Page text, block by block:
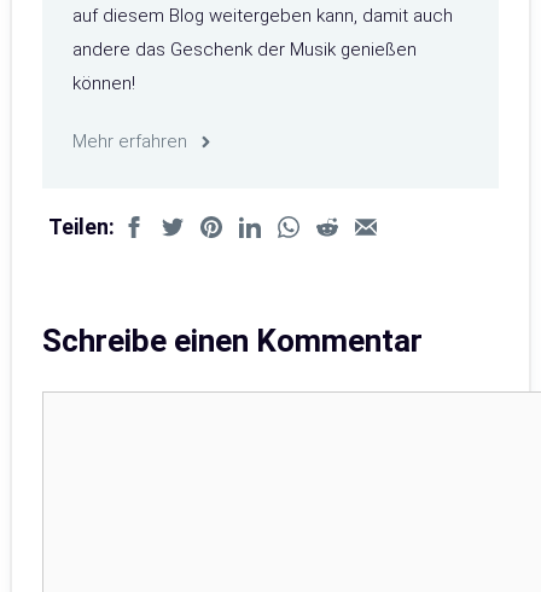
auf diesem Blog weitergeben kann, damit auch
andere das Geschenk der Musik genießen
können!
Mehr erfahren
Teilen:
Schreibe einen Kommentar